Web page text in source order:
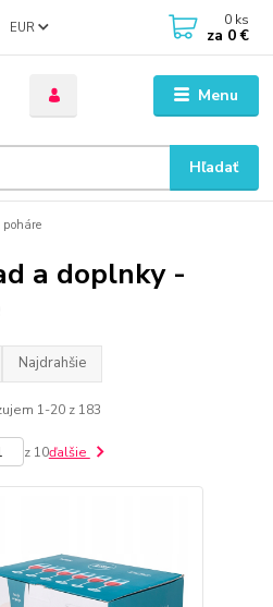
Menu
EUR
Hľadať
0 ks
za 0 €
a doplnky -
Najdrahšie
1-20 z 183
z 10ďalšie